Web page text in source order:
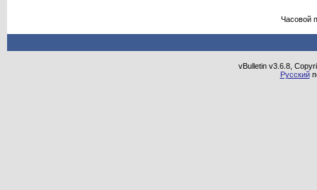
Часовой
vBulletin v3.6.8,
Русский